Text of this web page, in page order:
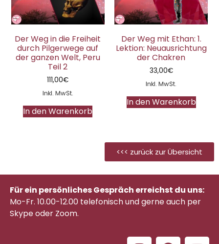
Der Weg in die Freiheit
durch Pilgerwege auf
der ganzen Welt, Peru
Teil 2
111,00€
Inkl. MwSt.
In den Warenkorb
Der Weg mit Ethan: 1.
Lektion: Neuausrichtung
der Chakren
33,00€
Inkl. MwSt.
In den Warenkorb
<<< zurück zur Übersicht
Für ein persönliches Gespräch erreichst du uns:
Mo-Fr. 10.00-12.00 telefonischund gerne auch per
Skype oder Zoom.